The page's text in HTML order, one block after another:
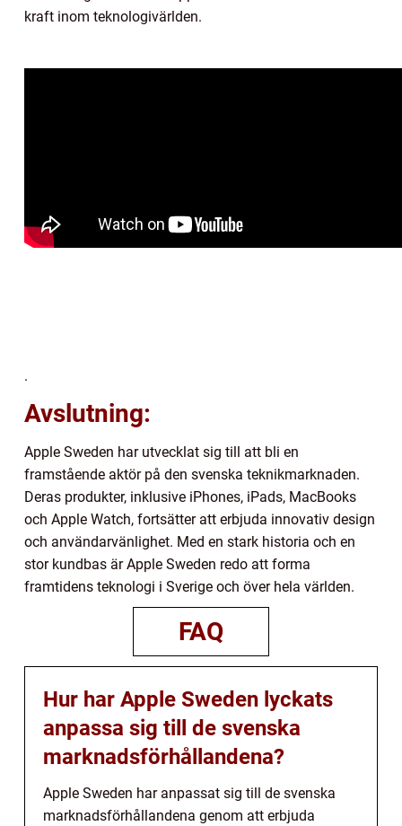
kraft inom teknologivärlden.
.
Avslutning:
Apple Sweden har utvecklat sig till att bli en
framstående aktör på den svenska teknikmarknaden.
Deras produkter, inklusive iPhones, iPads, MacBooks
och Apple Watch, fortsätter att erbjuda innovativ design
och användarvänlighet. Med en stark historia och en
stor kundbas är Apple Sweden redo att forma
framtidens teknologi i Sverige och över hela världen.
FAQ
Hur har Apple Sweden lyckats
anpassa sig till de svenska
marknadsförhållandena?
Apple Sweden har anpassat sig till de svenska
marknadsförhållandena genom att erbjuda